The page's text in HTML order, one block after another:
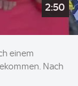
2:50
einem
Nach